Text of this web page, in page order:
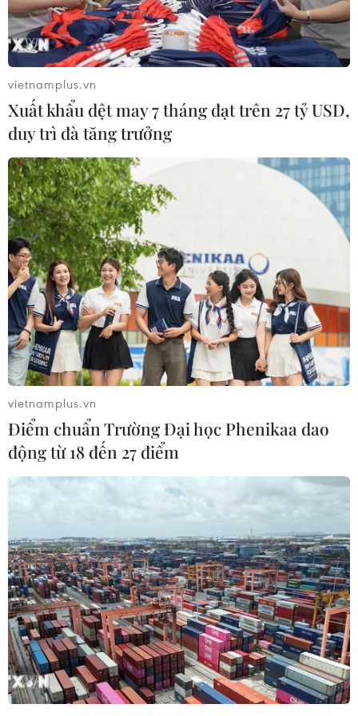
#thời tiết #mưa phùn
#ông Công-ông Táo
#sương mù nhẹ
#trời rét
Theo dõi VietnamPlus
TIN LIÊN QUAN
vietnamplus.vn
Xuất khẩu dệt may 7 tháng đạt trên 27 tỷ USD,
duy trì đà tăng trưởng
vietnamplus.vn
Điểm chuẩn Trường Đại học Phenikaa dao
động từ 18 đến 27 điểm